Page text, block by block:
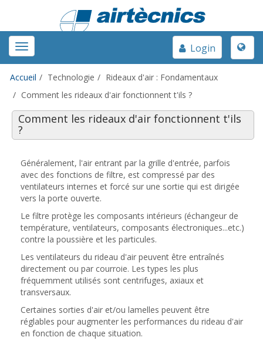
Toggle
navigation
Toggle
Login
Accueil Technologie
Rideaux d'air : Fondamentaux
Comment les rideaux d'air fonctionnent t'ils ?
Comment les rideaux d'air fonctionnent t'ils
?
Généralement, l'air entrant par la grille d'entrée, parfois
avec des fonctions de filtre, est compressé par des
ventilateurs internes et forcé sur une sortie qui est dirigée
vers la porte ouverte.
Le filtre protège les composants intérieurs (échangeur de
température, ventilateurs, composants électroniques...etc.)
contre la poussière et les particules.
Les ventilateurs du rideau d'air peuvent être entraînés
directement ou par courroie. Les types les plus
fréquemment utilisés sont centrifuges, axiaux et
transversaux.
Certaines sorties d'air et/ou lamelles peuvent être
réglables pour augmenter les performances du rideau d'air
en fonction de chaque situation.